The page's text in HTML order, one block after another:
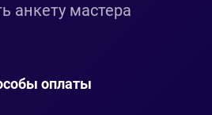
анкету мастера
оплаты